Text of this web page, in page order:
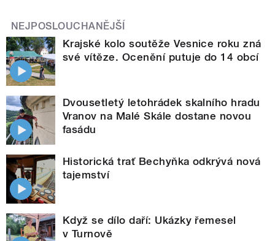
NEJPOSLOUCHANĚJŠÍ
Krajské kolo soutěže Vesnice roku zná
své vítěze. Ocenění putuje do 14 obcí
Dvousetletý letohrádek skalního hradu
Vranov na Malé Skále dostane novou
fasádu
Historická trať Bechyňka odkrývá nová
tajemství
Když se dílo daří: Ukázky řemesel
v Turnově